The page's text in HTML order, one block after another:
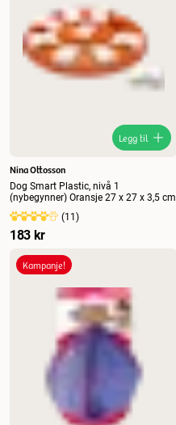
Legg til
Nina Ottosson
Dog Smart Plastic, nivå 1
(nybegynner) Oransje 27 x 27 x 3,5 cm
(11)
183 kr
Kampanje!